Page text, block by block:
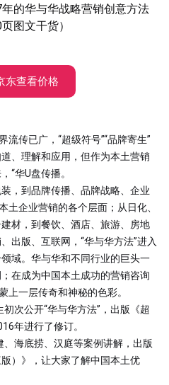
的华与华战略营销创意方法
图文干货）
东查看价格
流传已广，“超级符号”“品牌寄生”
、理解和应用，但作为本土营销
“华U盘传播。
，到品牌传播、品牌战略、企业
土企业营销的各个层面；从日化、
材，到餐饮、酒店、旅游、房地
出版、互联网，“华与华方法”进入
域。华与华和不同行业的巨头一
在成为中国本土成功的营销咨询
上一层传奇和神秘的色彩。
次公开“华与华方法”，出版《超
年进行了修订。
海底捞、汉庭等案例讲解，出版
）》，让大家了解中国本土优